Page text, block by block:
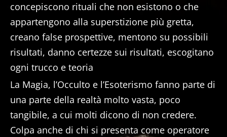
concepiscono rituali che non esistono o che
appartengono alla superstizione più gretta,
creano false prospettive, mentono su possibili
risultati, danno certezze sui risultati, escogitano
ogni trucco e teoria
La Magia, l’Occulto e l’Esoterismo fanno parte di
una parte della realtà molto vasta, poco
tangibile, a cui molti dicono di non credere.
Colpa anche di chi si presenta come operatore